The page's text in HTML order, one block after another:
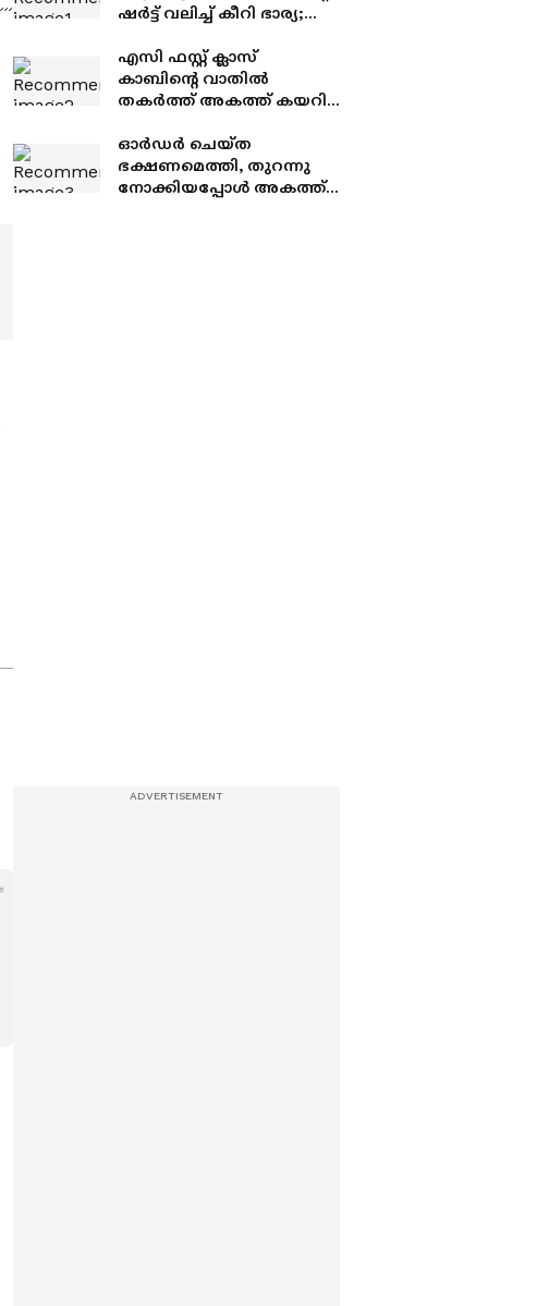
ഷർട്ട് വലിച്ച് കീറി ഭാര്യ;
എസി ഫസ്റ്റ് ക്ലാസ്
കാബിന്‍റെ വാതിൽ
തകർത്ത് അകത്ത് കയറി
മോഷണം, സംഭവം
ബെംഗളൂരുവിലേക്കുള്ള
യാത്രയ്ക്കിടെ
ഓർഡർ ചെയ്ത
ഭക്ഷണമെത്തി, തുറന്നു
നോക്കിയപ്പോൾ അകത്ത്